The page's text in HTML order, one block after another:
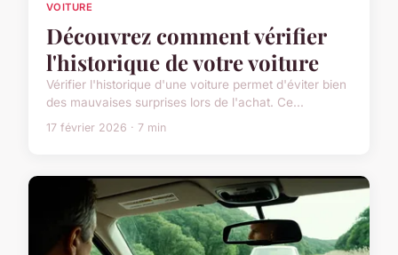
VOITURE
Découvrez comment vérifier
l'historique de votre voiture
Vérifier l'historique d'une voiture permet d'éviter bien
des mauvaises surprises lors de l'achat. Ce...
17 février 2026 · 7 min